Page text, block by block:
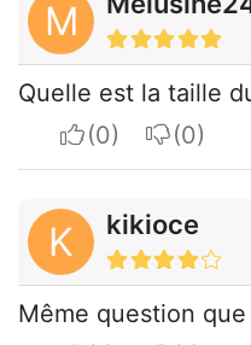
M
Quelle est la taille
I apreciate
I do
K kikioce
Même question que